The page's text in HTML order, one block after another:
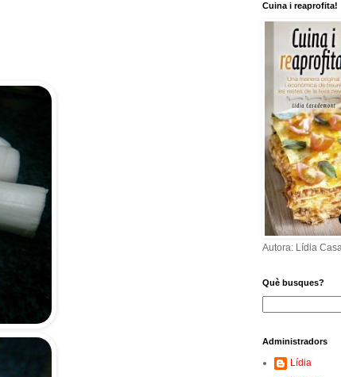
Cuina i reaprofita!
Autora: Lídia
Què busques?
Administradors
Lídia